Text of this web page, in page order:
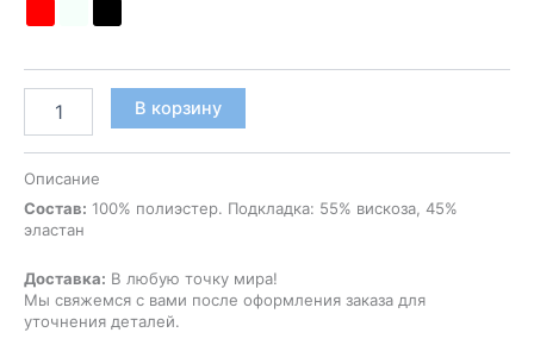
товара
женский
01
В корзину
Описание
Состав: 100% полиэстер. Подкладка: 55% вискоза, 45%
эластан
Доставка: В любую точку мира!
Мы свяжемся с вами после оформления заказа для
уточнения деталей.